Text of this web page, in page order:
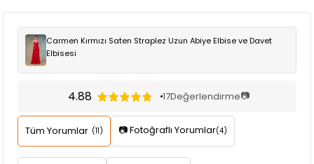
Carmen Kırmızı Saten Straplez Uzun Abiye Elbise ve Davet
Elbisesi
4.88 17Değerlendirme📷
Tüm Yorumlar (11) 📷 Fotoğraflı Yorumlar(4)